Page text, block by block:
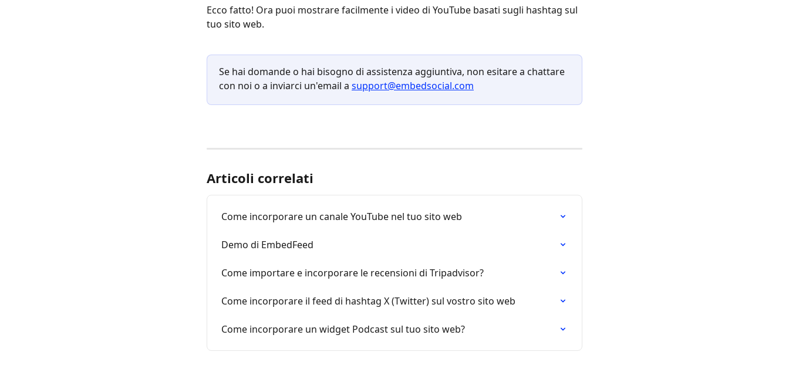
Ecco fatto! Ora puoi mostrare facilmente i video di YouTube basati sugli hashtag sul
tuo sito web.
Se hai domande o hai bisogno di assistenza aggiuntiva, non esitare a chattare
con noi o a inviarci un'email a support@embedsocial.com
Articoli correlati
Come incorporare un canale YouTube nel tuo sito web
Demo di EmbedFeed
Come importare e incorporare le recensioni di Tripadvisor?
Come incorporare il feed di hashtag X (Twitter) sul vostro sito web
Come incorporare un widget Podcast sul tuo sito web?